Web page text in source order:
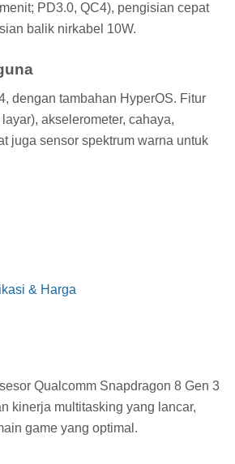
PD3.0, QC4), pengisian cepat
balik nirkabel 10W.
dengan tambahan HyperOS. Fitur
akselerometer, cahaya,
juga sensor spektrum warna untuk
& Harga
Qualcomm Snapdragon 8 Gen 3
kinerja multitasking yang lancar,
game yang optimal.